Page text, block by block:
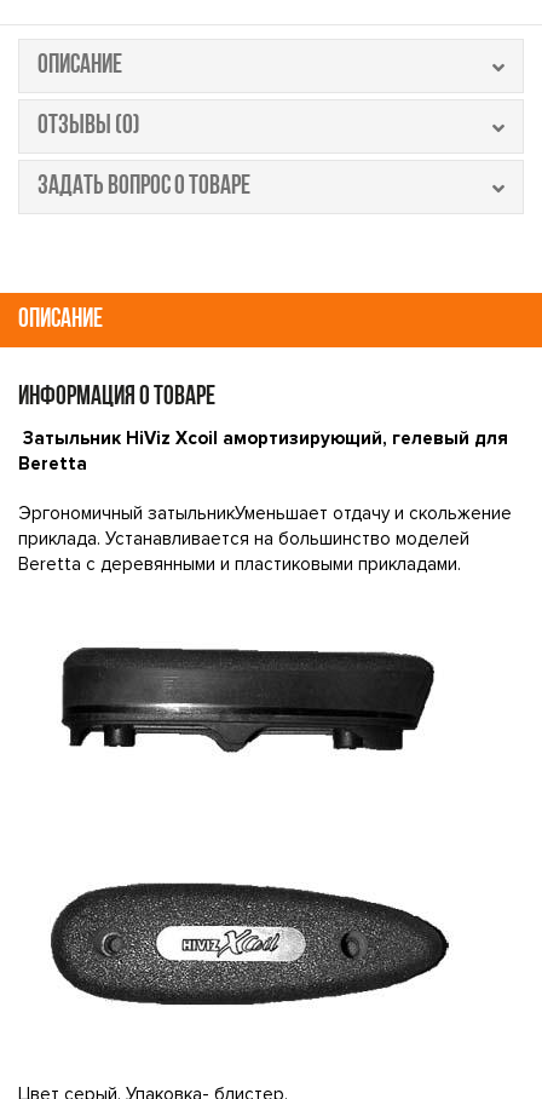
ОПИСАНИЕ
ОТЗЫВЫ (0)
ЗАДАТЬ ВОПРОС О ТОВАРЕ
ОПИСАНИЕ
ИНФОРМАЦИЯ О ТОВАРЕ
Затыльник HiViz Xcoil амортизирующий, гелевый для
Beretta
Эргономичный затыльникУменьшает отдачу и скольжение
приклада. Устанавливается на большинство моделей
Beretta с деревянными и пластиковыми прикладами.
Цвет серый. Упаковка- блистер.